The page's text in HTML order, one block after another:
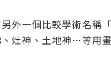
外一個比較學術名
灶神、土地神…等用